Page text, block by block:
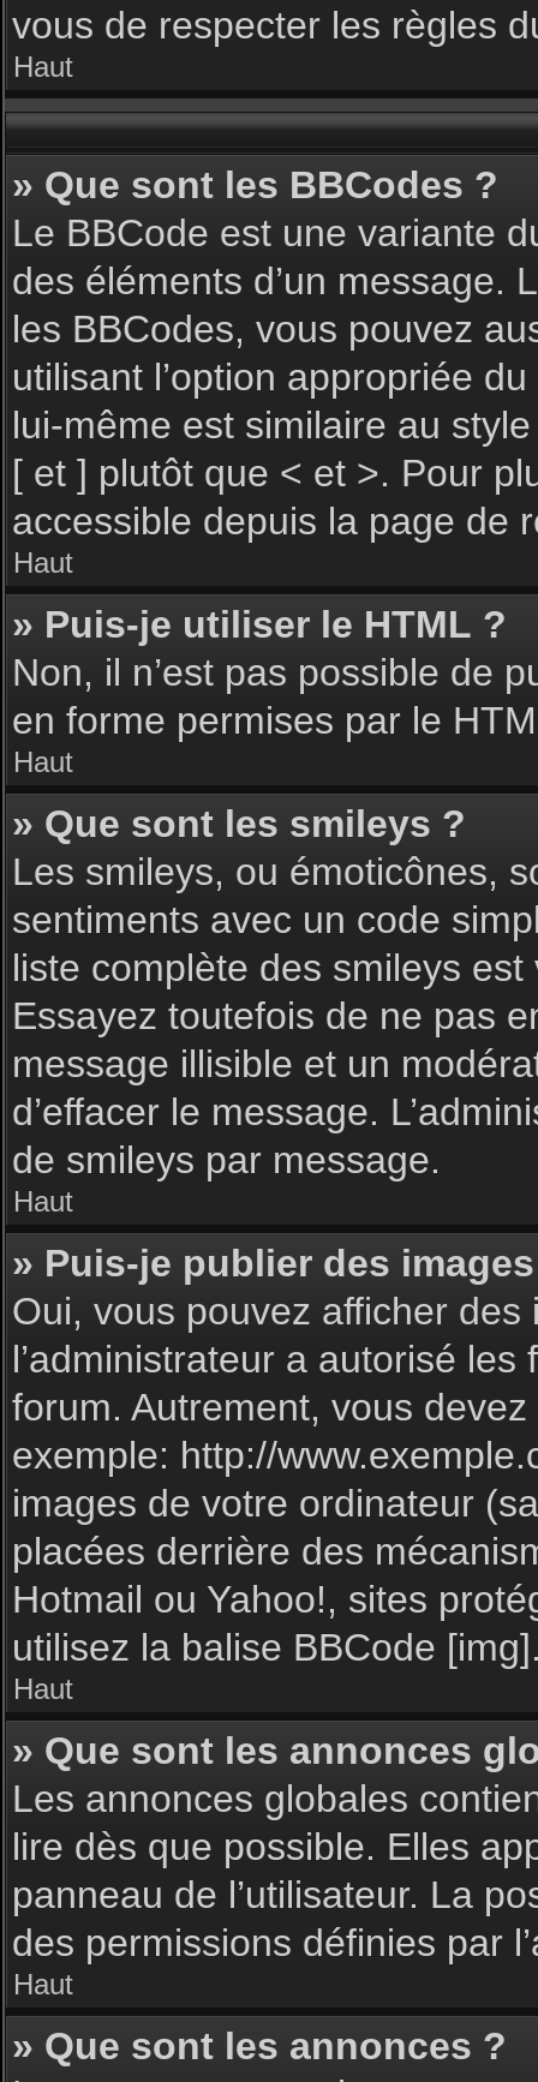
vous de respecter les règles
Haut
» Que sont les BBCodes ?
Le BBCode est une variante
des éléments d’un message.
les BBCodes, vous pouvez
utilisant l’option appropriée
lui-même est similaire au
[ et ] plutôt que < et >. Pour
accessible depuis la page de
Haut
» Puis-je utiliser le HTML ?
Non, il n’est pas possible de
en forme permises par le
Haut
» Que sont les smileys ?
Les smileys, ou émoticônes,
sentiments avec un code
liste complète des smileys
Essayez toutefois de ne pas
message illisible et un
d’effacer le message.
de smileys par message.
Haut
» Puis-je publier des
Oui, vous pouvez afficher
l’administrateur a autorisé
forum. Autrement, vous
exemple: http://
images de votre ordinateur
placées derrière des
Hotmail ou Yahoo!, sites
utilisez la balise BBCode
Haut
» Que sont les annonces
Les annonces globales
lire dès que possible. Elles
panneau de l’utilisateur. La
des permissions définies par
Haut
» Que sont les annonces ?